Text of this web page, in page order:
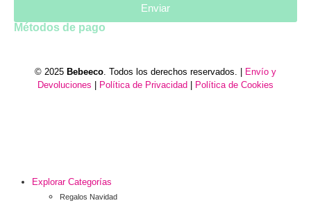
Enviar
Métodos de pago
© 2025 Bebeeco . Todos los derechos reservados. | Envío y
Devoluciones | Política de Privacidad | Política de Cookies
Explorar Categorías
Regalos Navidad